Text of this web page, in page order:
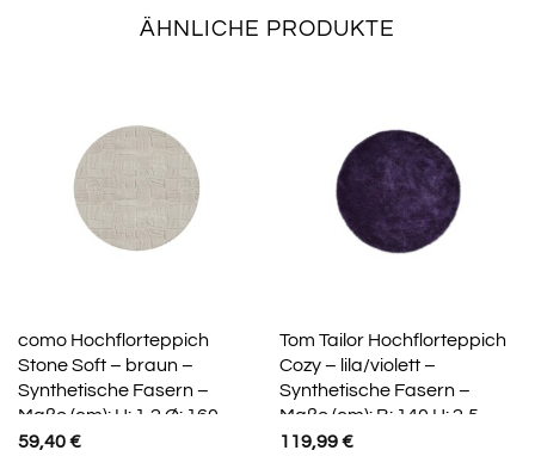
ÄHNLICHE PRODUKTE
como Hochflorteppich
Stone Soft – braun –
Synthetische Fasern –
Maße (cm): H: 1,2 Ø: 160
59,40€
Tom Tailor Hochflorteppich
Cozy – lila/violett –
Synthetische Fasern –
Maße (cm): B: 140 H: 2,5
119,99€